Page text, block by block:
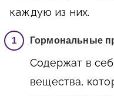
каждую из них.
Гормональные
Содержат в
вещества,